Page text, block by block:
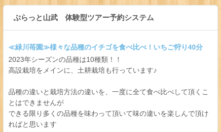
ぷらっと山武 体験型ツアー予約システム
≪緑川苺園≫様々な品種のイチゴを食べ比べ！いちご狩り40分
2023年シーズンの品種は10種類！！
高設栽培をメインに、土耕栽培も行っています♪
品種の違いと栽培方法の違いを、一度に全て食べ比べして頂くこ
とはできませんが
できる限り多くの品種を味わって頂いて味の違いを楽しんで頂け
ればと思います